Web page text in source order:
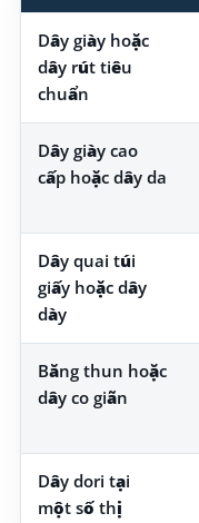
Dây giày hoặc
dây rút tiêu
chuẩn
Dây giày cao
cấp hoặc dây da
Dây quai túi
giấy hoặc dây
dày
Băng thun hoặc
dây co giãn
Dây dori tại
một số thị